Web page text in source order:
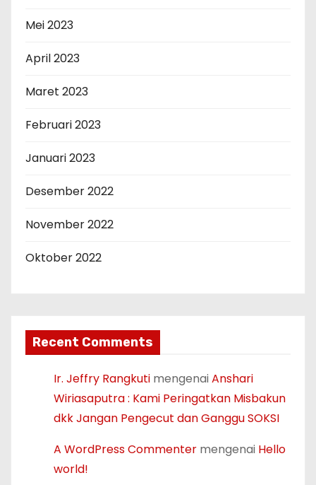
Mei 2023
April 2023
Maret 2023
Februari 2023
Januari 2023
Desember 2022
November 2022
Oktober 2022
Recent Comments
Ir. Jeffry Rangkuti mengenaiAnshari
Wiriasaputra : Kami Peringatkan Misbakun
dkk Jangan Pengecut dan Ganggu SOKSI
A WordPress Commenter mengenai Hello
world!